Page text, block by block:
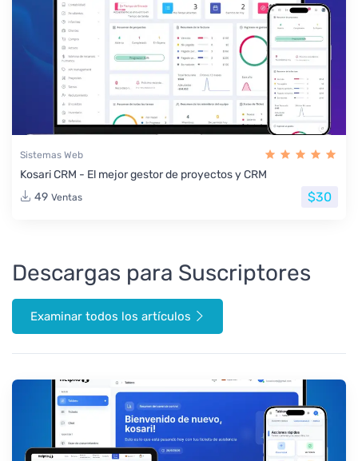
Sistemas Web
Kosari CRM - El mejor gestor de proyectos y CRM
49 Ventas $30
Descargas para Suscriptores
Examinar todos los artículos